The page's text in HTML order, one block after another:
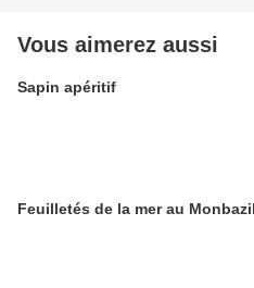
Vous aimerez aussi
Sapin apéritif
Feuilletés de la mer au